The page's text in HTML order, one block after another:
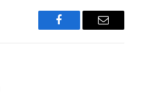
Facebook Email